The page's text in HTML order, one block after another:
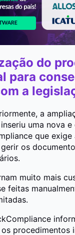
do
para
a
a
uma nova e
que exige
os
muito mais
feitas
procedimentos